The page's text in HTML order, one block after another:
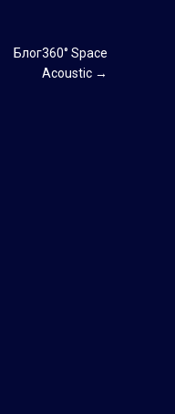
Блог360° Space
Acoustic →